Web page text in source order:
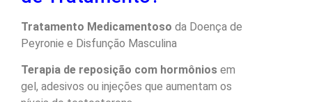
Tratamento Medicamentoso da Doença de
Peyronie e Disfunção Masculina
Terapia de reposição com hormônios em
gel, adesivos ou injeções que aumentam os